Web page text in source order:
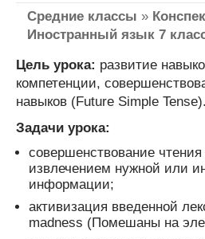
Средние классы »
Иностранный язык 7
Цель урока: развитие
компетенции,
навыков (Future Simple Tense).
Задачи урока:
совершенствование
извлечением нужной или
информации;
активизация введенной
madness (Помешаны на